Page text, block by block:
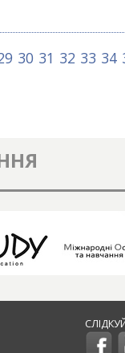
30 31 32 33 34